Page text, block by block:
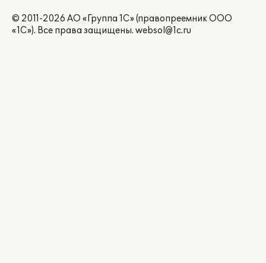
© 2011-2026 АО «Группа 1С» (правопреемник ООО
«1С»). Все права защищены. websol@1c.ru